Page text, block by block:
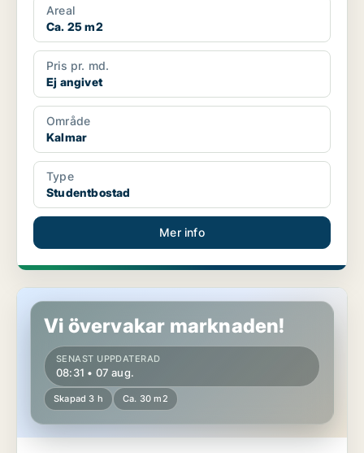
Areal
Ca. 25 m2
Pris pr. md.
Ej angivet
Område
Kalmar
Type
Studentbostad
Mer info
Studentbostad i Kalmar
Vi övervakar marknaden!
SENAST UPPDATERAD
08:31 • 07 aug.
Skapad 3 h Ca. 30 m2